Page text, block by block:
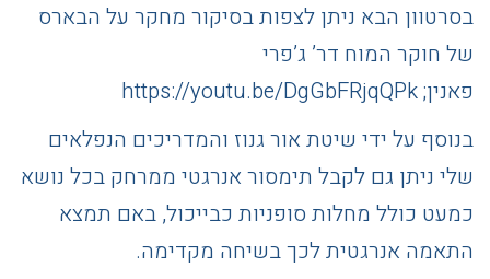
בסרטוון הבא ניתן לצפות בסיקור מחקר על הבארס
של חוקר המוח דר’ ג’פרי
פאנין; https://youtu.be/DgGbFRjqQPk
בנוסף על ידי שיטת אור גנוז והמדריכים הנפלאים
שלי ניתן גם לקבל תימסור אנרגטי ממרחק בכל נושא
כמעט כולל מחלות סופניות כבייכול, באם תמצא
התאמה אנרגטית לכך בשיחה מקדימה.